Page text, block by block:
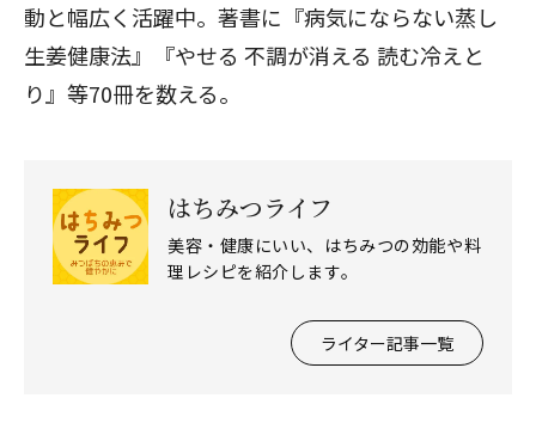
動と幅広く活躍中。著書に『病気にならない蒸し
生姜健康法』『やせる 不調が消える 読む冷えと
り』等70冊を数える。
はちみつライフ
美容・健康にいい、はちみつの効能や料
理レシピを紹介します。
ライター記事一覧